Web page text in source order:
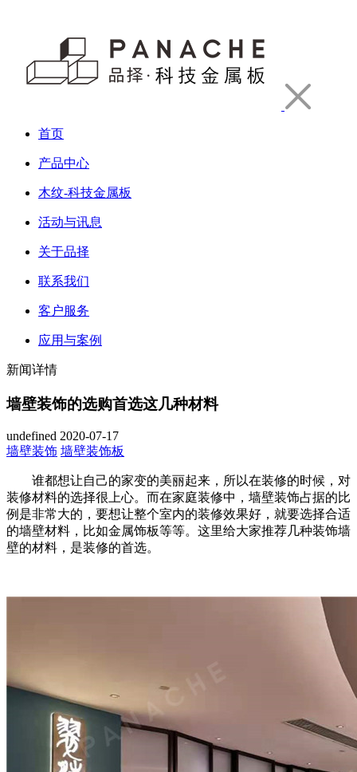
首页
产品中心
木纹-科技金属板
活动与讯息
关于品择
联系我们
客户服务
应用与案例
新闻详情
墙壁装饰的选购首选这几种材料
undefined 2020-07-17
墙壁装饰 墙壁装饰板
谁都想让自己的家变的美丽起来，所以在装修的时候，对
装修材料的选择很上心。而在家庭装修中，墙壁装饰占据的比
例是非常大的，要想让整个室内的装修效果好，就要选择合适
的墙壁材料，比如金属饰板等等。这里给大家推荐几种装饰墙
壁的材料，是装修的首选。